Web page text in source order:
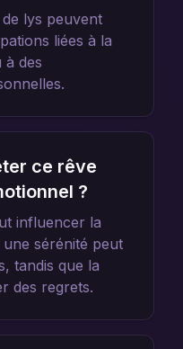
lys peuvent
liées à la
des
ce rêve
?
influencer la
sérénité peut
tandis que la
des regrets.